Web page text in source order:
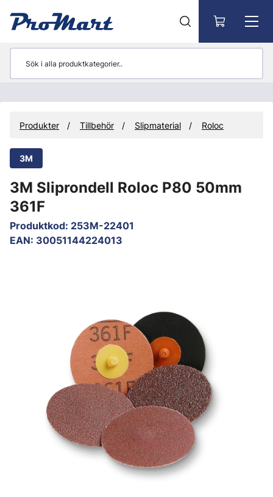
Produkter Tillbehör Slipmaterial Roloc
3M
3M Sliprondell Roloc P80 50mm
361F
Produktkod: 253M-22401
EAN: 30051144224013